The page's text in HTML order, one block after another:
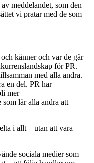
meddelandet, som den
vi pratar med de som
känner och var de går
för PR.
med alla andra.
en del. PR har
mer
lär alla andra att
i allt – utan att vara
sociala medier som